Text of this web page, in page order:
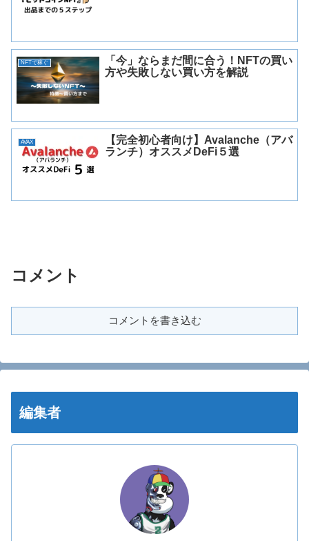
NFTで稼ぐ
「今」ならまだ間に合う！NFTの買い
方や失敗しない買い方を解説
AVAX
【完全初心者向け】Avalanche（アバ
ランチ）オススメDeFi５選
コメント
コメントを書き込む
編集者